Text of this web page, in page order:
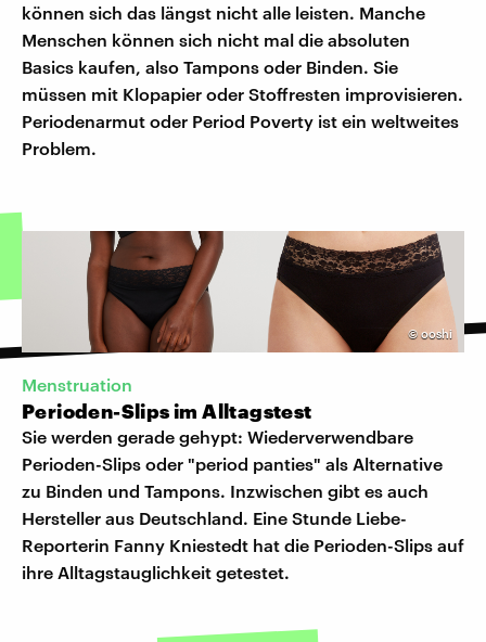
können sich das längst nicht alle leisten. Manche
Menschen können sich nicht mal die absoluten
Basics kaufen, also Tampons oder Binden. Sie
müssen mit Klopapier oder Stoffresten improvisieren.
Periodenarmut oder Period Poverty ist ein weltweites
Problem.
© ooshi
Menstruation
Perioden-Slips im Alltagstest
Sie werden gerade gehypt: Wiederverwendbare
Perioden-Slips oder "period panties" als Alternative
zu Binden und Tampons. Inzwischen gibt es auch
Hersteller aus Deutschland. Eine Stunde Liebe-
Reporterin Fanny Kniestedt hat die Perioden-Slips auf
ihre Alltagstauglichkeit getestet.